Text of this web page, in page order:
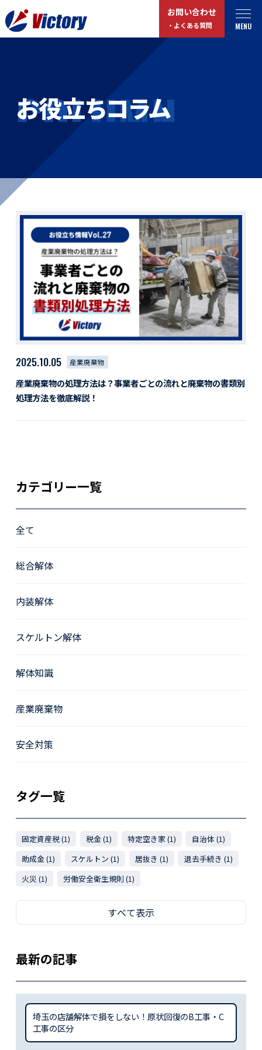
MENU
お問い合わせ
・よくある質問
事業紹介
総合解体 / 解体事業
産業廃棄物収集/ 運搬
企業概要
サステナビリティ
活動レポート
最新情報
お役立ちコラム
マイページログイン
採用情報
社員インタビュー
募集要項一覧
採用エントリー
よくある質問
Social link
お役立ちコラム
COLUMN
2025.10.05 産業廃棄物
産業廃棄物の処理方法は？事業者ごとの流れと廃棄物の書類別
処理方法を徹底解説！
カテゴリー一覧
全て
総合解体
内装解体
スケルトン解体
解体知識
産業廃棄物
安全対策
タグ一覧
固定資産税 (1) 税金 (1) 特定空き家 (1)
自治体 (1)
助成金 (1)
スケルトン (1) 居抜き (1)
退去手続き (1)
火災 (1)
労働安全衛生規則 (1)
すべて表示
最新の記事
埼玉の店舗解体で損をしない！原状回復のB工事・C
工事の区分